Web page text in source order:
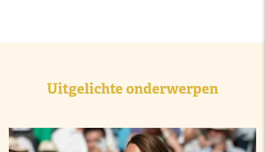
Uitgelichte onderwerpen